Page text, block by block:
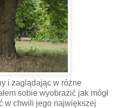
i zaglądając w różne
sobie wyobrazić jak mógł
w chwili jego największej